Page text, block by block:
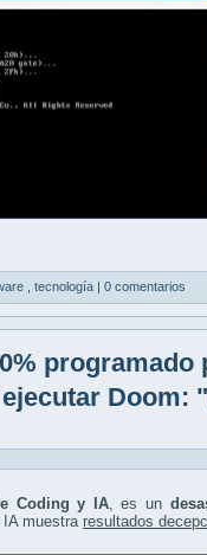
tecnología 0 comentarios
programado
Doom:
Coding y IA, es un
IA muestra resultados